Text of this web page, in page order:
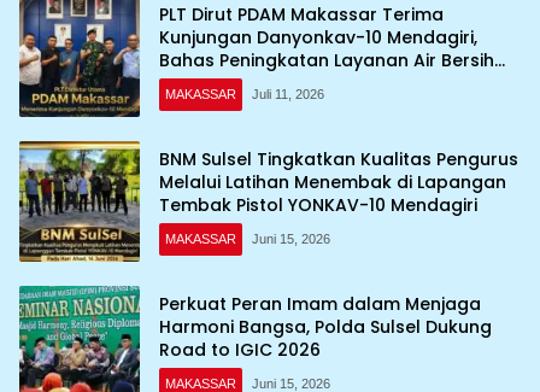
PLT Dirut PDAM Makassar Terima
Kunjungan Danyonkav-10 Mendagiri,
Bahas Peningkatan Layanan Air Bersih
Asrama
MAKASSAR Juli 11, 2026
BNM Sulsel Tingkatkan Kualitas Pengurus
Melalui Latihan Menembak di Lapangan
Tembak Pistol YONKAV-10 Mendagiri
MAKASSAR Juni 15, 2026
Perkuat Peran Imam dalam Menjaga
Harmoni Bangsa, Polda Sulsel Dukung
Road to IGIC 2026
MAKASSAR Juni 15, 2026